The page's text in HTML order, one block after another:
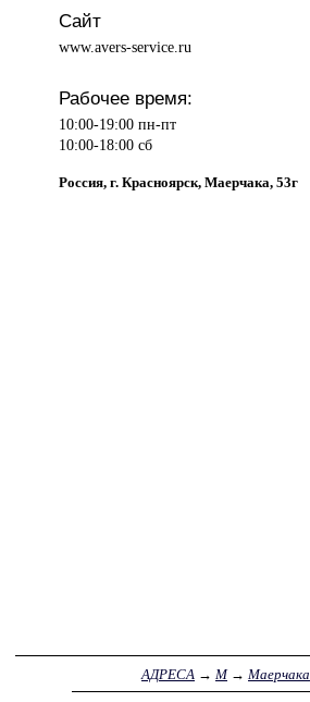
Сайт
www.avers-service.ru
Рабочее время:
10:00-19:00 пн-пт
10:00-18:00 сб
Россия, г. Красноярск, Маерчака, 53г
АДРЕСА → М→ Маерчака